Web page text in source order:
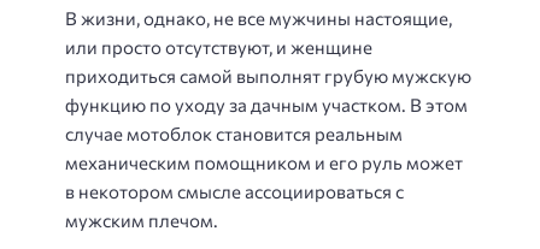
В жизни, однако, не все мужчины настоящие,
или просто отсутствуют, и женщине
приходиться самой выполнят грубую мужскую
функцию по уходу за дачным участком. В этом
случае мотоблок становится реальным
механическим помощником и его руль может
в некотором смысле ассоциироваться с
мужским плечом.